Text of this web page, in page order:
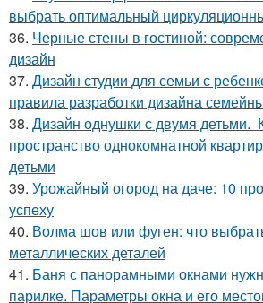
выбрать оптимальный
36. Черные стены в гостиной:
дизайн
37. Дизайн студии для семьи с
правила разработки дизайна
38. Дизайн однушки с двумя детьми.
пространство однокомнатной
детьми
39. Урожайный огород на даче: 10
успеху
40. Волма шов или фуген: что
металлических деталей
41. Баня с панорамными окнами
парилке. Параметры окна и его